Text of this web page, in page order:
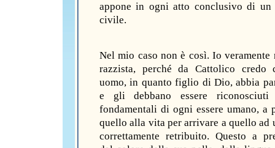
appone in ogni atto conclusivo di un
civile.
Nel mio caso non è così. Io veramente
razzista, perché da Cattolico credo
uomo, in quanto figlio di Dio, abbia
e gli debbano essere
fondamentali di ogni essere umano, a
quello alla vita per arrivare a quello ad
correttamente retribuito. Questo a